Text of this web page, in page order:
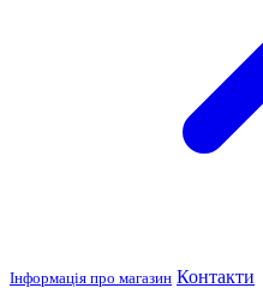
Інформація про магазин Контакти